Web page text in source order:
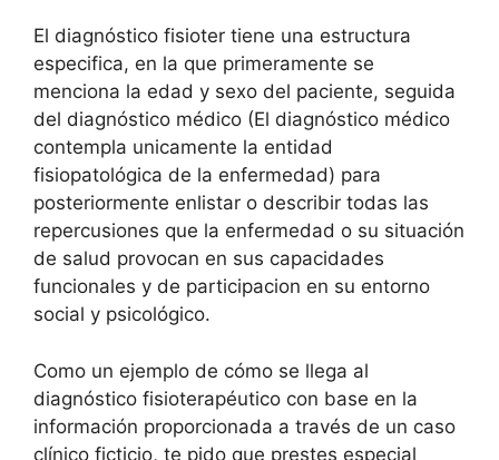
El diagnóstico fisioter tiene una estructura
especifica, en la que primeramente se
menciona la edad y sexo del paciente, seguida
del diagnóstico médico (El diagnóstico médico
contempla unicamente la entidad
fisiopatológica de la enfermedad) para
posteriormente enlistar o describir todas las
repercusiones que la enfermedad o su situación
de salud provocan en sus capacidades
funcionales y de participacion en su entorno
social y psicológico.
Como un ejemplo de cómo se llega al
diagnóstico fisioterapéutico con base en la
información proporcionada a través de un caso
clínico ficticio, te pido que prestes especial